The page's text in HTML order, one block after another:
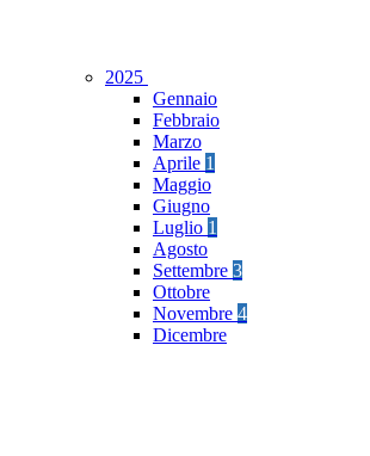
2025
Gennaio
Febbraio
Marzo
Aprile 1
Maggio
Giugno
Luglio 1
Agosto
Settembre 3
Ottobre
Novembre 4
Dicembre